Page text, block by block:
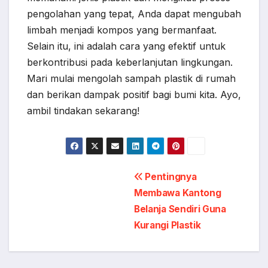
pengolahan yang tepat, Anda dapat mengubah
limbah menjadi kompos yang bermanfaat.
Selain itu, ini adalah cara yang efektif untuk
berkontribusi pada keberlanjutan lingkungan.
Mari mulai mengolah sampah plastik di rumah
dan berikan dampak positif bagi bumi kita. Ayo,
ambil tindakan sekarang!
Pentingnya
Membawa Kantong
Belanja Sendiri Guna
Kurangi Plastik